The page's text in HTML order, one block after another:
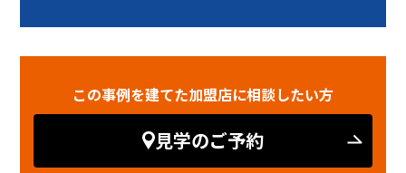
この事例を建てた加盟店に相談したい方
見学のご予約